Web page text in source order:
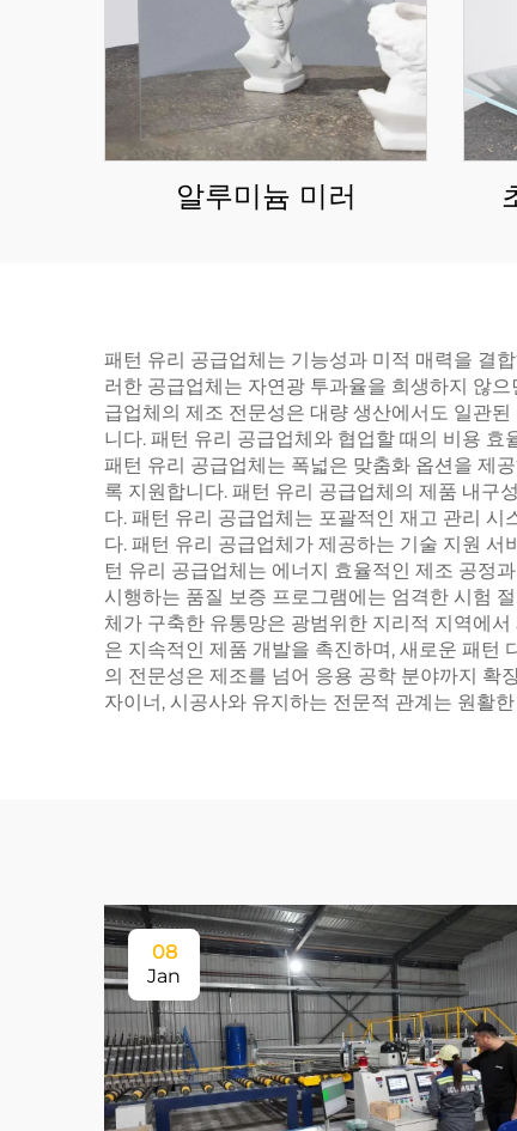
알루미늄 미러
패턴 유리 공급업체는 기능성과 미적 매력을 결
러한 공급업체는 자연광 투과율을 희생하지 않
급업체의 제조 전문성은 대량 생산에서도 일관
니다. 패턴 유리 공급업체와 협업할 때의 비용
패턴 유리 공급업체는 폭넓은 맞춤화 옵션을 제
록 지원합니다. 패턴 유리 공급업체의 제품 내구
다. 패턴 유리 공급업체는 포괄적인 재고 관리
다. 패턴 유리 공급업체가 제공하는 기술 지원
턴 유리 공급업체는 에너지 효율적인 제조 공정
시행하는 품질 보증 프로그램에는 엄격한 시험
체가 구축한 유통망은 광범위한 지리적 지역에
은 지속적인 제품 개발을 촉진하며, 새로운 패턴
의 전문성은 제조를 넘어 응용 공학 분야까지 확
자이너, 시공사와 유지하는 전문적 관계는 원활
08
Jan